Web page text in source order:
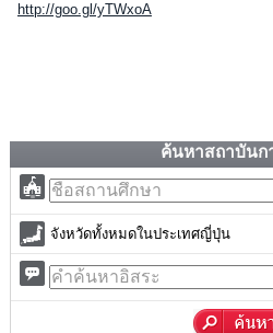
http://goo.gl/yTWxoA
ค้นหาสถาบันก
จังหวัดทั้งหมดในประเทศญี่ปุ่น